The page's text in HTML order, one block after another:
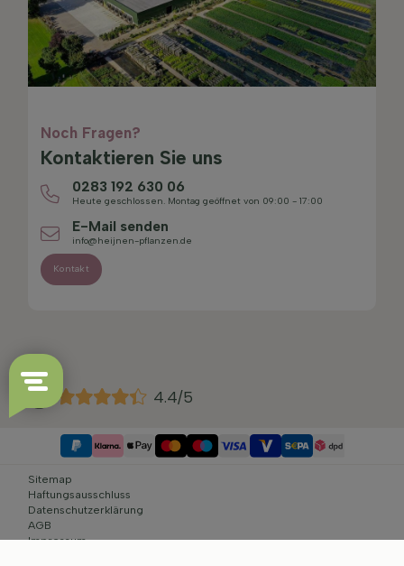
Noch Fragen?
Kontaktieren Sie uns
0283 192 630 06
Heute geschlossen. Montag geöffnet von 09:00 - 17:00
E-Mail senden
info@heijnen-pflanzen.de
Kontakt
4.4/5
Sitemap
Haftungsausschluss
Datenschutzerklärung
AGB
Impressum